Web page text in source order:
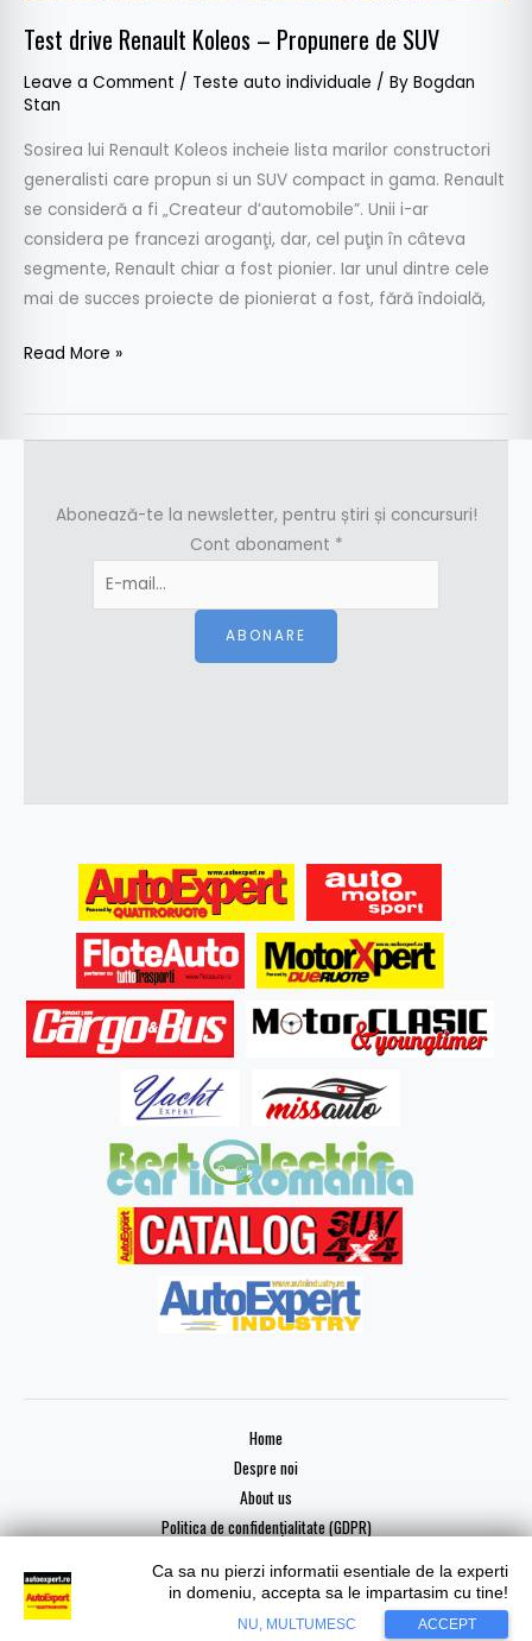
Test drive Renault Koleos – Propunere de SUV
Leave a Comment / Teste auto individuale / By Bogdan
Stan
Sosirea lui Renault Koleos incheie lista marilor constructori
generalisti care propun si un SUV compact in gama. Renault
se consideră a fi „Createur d’automobile”. Unii i-ar
considera pe francezi aroganţi, dar, cel puţin în câteva
segmente, Renault chiar a fost pionier. Iar unul dintre cele
mai de succes proiecte de pionierat a fost, fără îndoială,
Read More »
Abonează-te la newsletter, pentru știri și concursuri!
Cont abonament *
ABONARE
Home
Despre noi
About us
Politica de confidențialitate (GDPR)
Copyright © 2026 AutoExpert
Ca sa nu pierzi informatii esentiale de la experti
in domeniu, accepta sa le impartasim cu tine!
NU, MULTUMESC ACCEPT